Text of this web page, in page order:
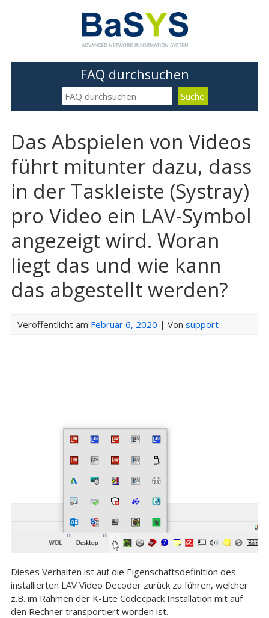
FAQ durchsuchen
Das Abspielen von Videos
führt mitunter dazu, dass
in der Taskleiste (Systray)
pro Video ein LAV-Symbol
angezeigt wird. Woran
liegt das und wie kann
das abgestellt werden?
Veröffentlicht am Februar 6, 2020 | Von support
Dieses Verhalten ist auf die Eigenschaftsdefinition des
installierten LAV Video Decoder zurück zu führen, welcher
z.B. im Rahmen der K-Lite Codecpack Installation mit auf
den Rechner transportiert worden ist.